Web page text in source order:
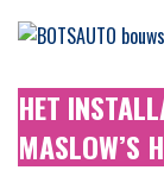
HET
MASLOW’S